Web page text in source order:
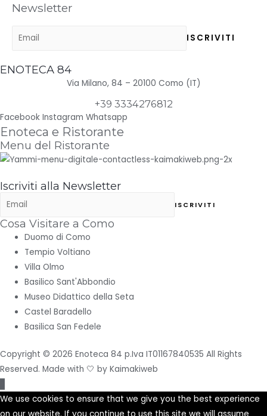
Newsletter
ENOTECA 84
Via Milano, 84 – 20100 Como (IT)
+39 3334276812
Facebook Instagram Whatsapp
Enoteca e Ristorante
Menu del Ristorante
Iscriviti alla Newsletter
Cosa Visitare a Como
Duomo di Como
Tempio Voltiano
Villa Olmo
Basilico Sant'Abbondio
Museo Didattico della Seta
Castel Baradello
Basilica San Fedele
Copyright © 2026 Enoteca 84 p.Iva IT01167840535 All Rights
Reserved. Made with 🤍 by Kaimakiweb
su
We use cookies to ensure that we give you the best experience
on our website. If you continue to use this site we will assume